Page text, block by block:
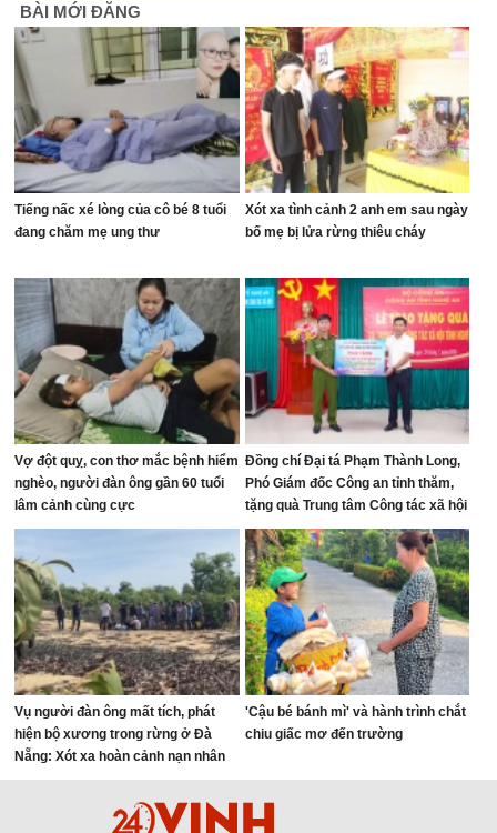
BÀI MỚI ĐĂNG
Tiếng nấc xé lòng của cô bé 8 tuổi
đang chăm mẹ ung thư
Xót xa tình cảnh 2 anh em sau ngày
bố mẹ bị lửa rừng thiêu cháy
Vợ đột quỵ, con thơ mắc bệnh hiểm
nghèo, người đàn ông gần 60 tuổi
lâm cảnh cùng cực
Đồng chí Đại tá Phạm Thành Long,
Phó Giám đốc Công an tỉnh thăm,
tặng quà Trung tâm Công tác xã hội
tỉnh
Vụ người đàn ông mất tích, phát
hiện bộ xương trong rừng ở Đà
Nẵng: Xót xa hoàn cảnh nạn nhân
'Cậu bé bánh mì' và hành trình chắt
chiu giấc mơ đến trường